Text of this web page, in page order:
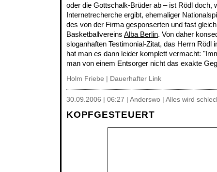
oder die Gottschalk-Brüder ab – ist Rödl doch,
Internetrecherche ergibt, ehemaliger
des von der Firma gesponserten und fast
Basketballvereins Alba Berlin. Von daher
sloganhaften Testimonial-Zitat, das Herrn Rödl
hat man es dann leider komplett vermacht:
man von einem Entsorger nicht das exakte
Holm Friebe Dauerhafter Link
30.09.2006 | 06:27 | Anderswo | Alles wird
KOPFGESTEUERT